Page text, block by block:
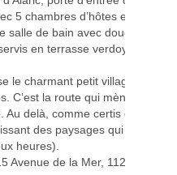
5 chambres d’hôtes et autant
salle de bain avec douche ou
en terrasse verdoyante et
le charmant petit village de
C’est la route qui mène aux
Au delà, comme certis dans la
des paysages qui vous
heures).
Avenue de la Mer, 11200